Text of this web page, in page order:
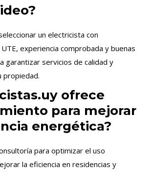
un electricista con
experiencia comprobada y buenas
garantizar servicios de calidad y
propiedad.
ofrece
para mejorar
energética?
para optimizar el uso
la eficiencia en residencias y